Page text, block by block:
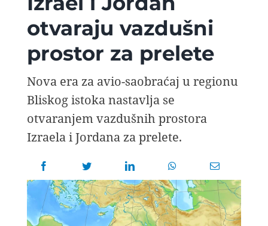
AVIOPEDIA
SPECIJAL
FOTO PRIČA
AGENT
Search
for:
otvaraju vazdušni
prostor za prelete
Nova era za avio-saobraćaj u regionu
Bliskog istoka nastavlja se
otvaranjem vazdušnih prostora
Izraela i Jordana za prelete.